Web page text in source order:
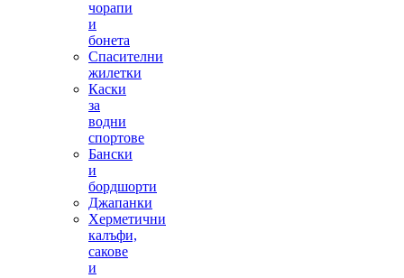
чорапи
и
бонета
Спасителни
жилетки
Каски
за
водни
спортове
Бански
и
бордшорти
Джапанки
Херметични
калъфи,
сакове
и